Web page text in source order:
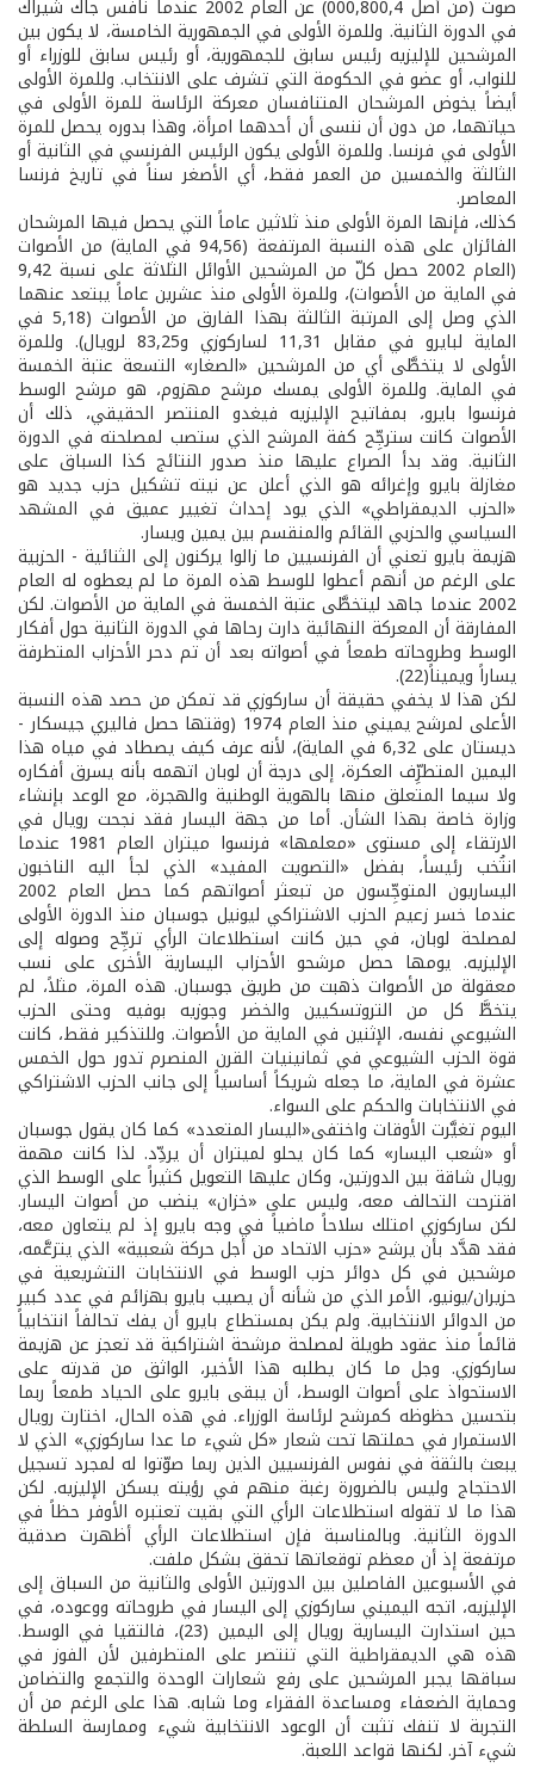
صوت (من أصل 000,800,4) عن العام 2002 عندما نافس جاك شيراك
في الدورة الثانية. وللمرة الأولى في الجمهورية الخامسة، لا يكون بين
المرشحين للإليزيه رئيس سابق للجمهورية، أو رئيس سابق للوزراء أو
للنواب، أو عضو في الحكومة التي تشرف على الانتخاب. وللمرة الأولى
أيضاً يخوض المرشحان المتنافسان معركة الرئاسة للمرة الأولى في
حياتهما، من دون أن ننسى أن أحدهما امرأة، وهذا بدوره يحصل للمرة
الأولى في فرنسا. وللمرة الأولى يكون الرئيس الفرنسي في الثانية أو
الثالثة والخمسين من العمر فقط، أي الأصغر سناً في تاريخ فرنسا
المعاصر.
كذلك، فإنها المرة الأولى منذ ثلاثين عاماً التي يحصل فيها المرشحان
الفائزان على هذه النسبة المرتفعة (94,56 في الماية) من الأصوات
(العام 2002 حصل كلّ من المرشحين الأوائل الثلاثة على نسبة 9,42
في الماية من الأصوات)، وللمرة الأولى منذ عشرين عاماً يبتعد عنهما
الذي وصل إلى المرتبة الثالثة بهذا الفارق من الأصوات (5,18 في
الماية لبايرو في مقابل 11,31 لساركوزي و83,25 لرويال). وللمرة
الأولى لا يتخطَّى أي من المرشحين «الصغار» التسعة عتبة الخمسة
في الماية. وللمرة الأولى يمسك مرشح مهزوم، هو مرشح الوسط
فرنسوا بايرو، بمفاتيح الإليزيه فيغدو المنتصر الحقيقي، ذلك أن
الأصوات كانت سترجِّح كفة المرشح الذي ستصب لمصلحته في الدورة
الثانية. وقد بدأ الصراع عليها منذ صدور النتائج كذا السباق على
مغازلة بايرو وإغرائه هو الذي أعلن عن نيته تشكيل حزب جديد هو
«الحزب الديمقراطي» الذي يود إحداث تغيير عميق في المشهد
السياسي والحزبي القائم والمنقسم بين يمين ويسار.
هزيمة بايرو تعني أن الفرنسيين ما زالوا يركنون إلى الثنائية - الحزبية
على الرغم من أنهم أعطوا للوسط هذه المرة ما لم يعطوه له العام
2002 عندما جاهد ليتخطَّى عتبة الخمسة في الماية من الأصوات. لكن
المفارقة أن المعركة النهائية دارت رحاها في الدورة الثانية حول أفكار
الوسط وطروحاته طمعاً في أصواته بعد أن تم دحر الأحزاب المتطرفة
يساراً ويميناً(22).
لكن هذا لا يخفي حقيقة أن ساركوزي قد تمكن من حصد هذه النسبة
الأعلى لمرشح يميني منذ العام 1974 (وقتها حصل فاليري جيسكار -
ديستان على 6,32 في الماية)، لأنه عرف كيف يصطاد في مياه هذا
اليمين المتطرِّف العكرة، إلى درجة أن لوبان اتهمه بأنه يسرق أفكاره
ولا سيما المتعلق منها بالهوية الوطنية والهجرة، مع الوعد بإنشاء
وزارة خاصة بهذا الشأن. أما من جهة اليسار فقد نجحت رويال في
الارتقاء إلى مستوى «معلمها» فرنسوا ميتران العام 1981 عندما
انتُخب رئيساً، بفضل «التصويت المفيد» الذي لجأ اليه الناخبون
اليساريون المتوجِّسون من تبعثر أصواتهم كما حصل العام 2002
عندما خسر زعيم الحزب الاشتراكي ليونيل جوسبان منذ الدورة الأولى
لمصلحة لوبان، في حين كانت استطلاعات الرأي ترجِّح وصوله إلى
الإليزيه. يومها حصل مرشحو الأحزاب اليسارية الأخرى على نسب
معقولة من الأصوات ذهبت من طريق جوسبان. هذه المرة، مثلاً، لم
يتخطَّ كل من التروتسكيين والخضر وجوزيه بوفيه وحتى الحزب
الشيوعي نفسه، الإثنين في الماية من الأصوات. وللتذكير فقط، كانت
قوة الحزب الشيوعي في ثمانينيات القرن المنصرم تدور حول الخمس
عشرة في الماية، ما جعله شريكاً أساسياً إلى جانب الحزب الاشتراكي
في الانتخابات والحكم على السواء.
اليوم تغيَّرت الأوقات واختفى«اليسار المتعدد» كما كان يقول جوسبان
أو «شعب اليسار» كما كان يحلو لميتران أن يردِّد. لذا كانت مهمة
رويال شاقة بين الدورتين، وكان عليها التعويل كثيراً على الوسط الذي
اقترحت التحالف معه، وليس على «خزان» ينضب من أصوات اليسار.
لكن ساركوزي امتلك سلاحاً ماضياً في وجه بايرو إذ لم يتعاون معه،
فقد هدَّد بأن يرشح «حزب الاتحاد من أجل حركة شعبية» الذي يتزعَّمه،
مرشحين في كل دوائر حزب الوسط في الانتخابات التشريعية في
حزيران/يونيو، الأمر الذي من شأنه أن يصيب بايرو بهزائم في عدد كبير
من الدوائر الانتخابية. ولم يكن بمستطاع بايرو أن يفك تحالفاً انتخابياً
قائماً منذ عقود طويلة لمصلحة مرشحة اشتراكية قد تعجز عن هزيمة
ساركوزي. وجل ما كان يطلبه هذا الأخير، الواثق من قدرته على
الاستحواذ على أصوات الوسط، أن يبقى بايرو على الحياد طمعاً ربما
بتحسين حظوظه كمرشح لرئاسة الوزراء. في هذه الحال، اختارت رويال
الاستمرار في حملتها تحت شعار «كل شيء ما عدا ساركوزي» الذي لا
يبعث بالثقة في نفوس الفرنسيين الذين ربما صوّتوا له لمجرد تسجيل
الاحتجاج وليس بالضرورة رغبة منهم في رؤيته يسكن الإليزيه. لكن
هذا ما لا تقوله استطلاعات الرأي التي بقيت تعتبره الأوفر حظاً في
الدورة الثانية. وبالمناسبة فإن استطلاعات الرأي أظهرت صدقية
مرتفعة إذ أن معظم توقعاتها تحقق بشكل ملفت.
في الأسبوعين الفاصلين بين الدورتين الأولى والثانية من السباق إلى
الإليزيه، اتجه اليميني ساركوزي إلى اليسار في طروحاته ووعوده، في
حين استدارت اليسارية رويال إلى اليمين (23)، فالتقيا في الوسط.
هذه هي الديمقراطية التي تنتصر على المتطرفين لأن الفوز في
سباقها يجبر المرشحين على رفع شعارات الوحدة والتجمع والتضامن
وحماية الضعفاء ومساعدة الفقراء وما شابه. هذا على الرغم من أن
التجربة لا تنفك تثبت أن الوعود الانتخابية شيء وممارسة السلطة
شيء آخر. لكنها قواعد اللعبة.